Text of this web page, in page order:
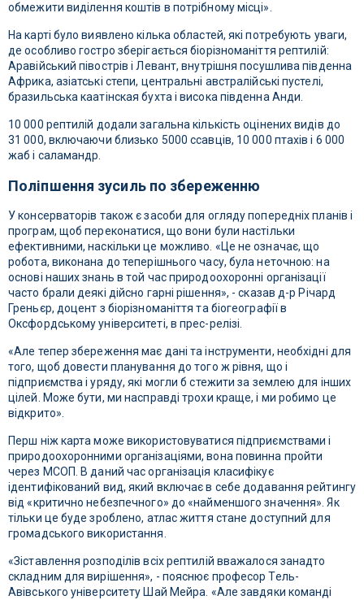
обмежити виділення коштів в потрібному місці».
На карті було виявлено кілька областей, які потребують уваги,
де особливо гостро зберігається біорізноманіття рептилій:
Аравійський півострів і Левант, внутрішня посушлива південна
Африка, азіатські степи, центральні австралійські пустелі,
бразильська каатінская бухта і висока південна Анди.
10 000 рептилій додали загальна кількість оцінених видів до
31 000, включаючи близько 5000 ссавців, 10 000 птахів і 6 000
жаб і саламандр.
Поліпшення зусиль по збереженню
У консерваторів також є засоби для огляду попередніх планів і
програм, щоб переконатися, що вони були настільки
ефективними, наскільки це можливо. «Це не означає, що
робота, виконана до теперішнього часу, була неточною: на
основі наших знань в той час природоохоронні організації
часто брали деякі дійсно гарні рішення», - сказав д-р Річард
Греньєр, доцент з біорізноманіття та біогеографії в
Оксфордському університеті, в прес-релізі.
«Але тепер збереження має дані та інструменти, необхідні для
того, щоб довести планування до того ж рівня, що і
підприємства і уряду, які могли б стежити за землею для інших
цілей. Може бути, ми насправді трохи краще, і ми робимо це
відкрито».
Перш ніж карта може використовуватися підприємствами і
природоохоронними організаціями, вона повинна пройти
через МСОП. В даний час організація класифікує
ідентифікований вид, який включає в себе додавання рейтингу
від «критично небезпечного» до «найменшого значення». Як
тільки це буде зроблено, атлас життя стане доступний для
громадського використання.
«Зіставлення розподілів всіх рептилій вважалося занадто
складним для вирішення», - пояснює професор Тель-
Авівського університету Шай Мейра. «Але завдяки команді